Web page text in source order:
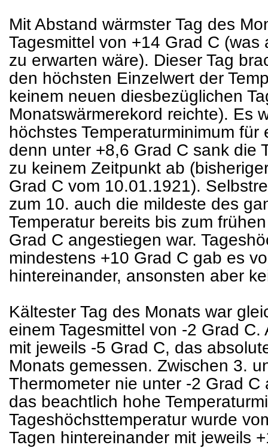
Mit Abstand wärmster Tag des
Tagesmittel von +14 Grad C
zu erwarten wäre). Dieser Tag
den höchsten Einzelwert der
keinem neuen diesbezüglichen
Monatswärmerekord reichte). Es
höchstes Temperaturminimum
denn unter +8,6 Grad C sank die
zu keinem Zeitpunkt ab
Grad C vom 10.01.1921).
zum 10. auch die mildeste des
Temperatur bereits bis zum
Grad C angestiegen war.
mindestens +10 Grad C gab es
hintereinander, ansonsten aber
Kältester Tag des Monats war
einem Tagesmittel von -2 Grad
mit jeweils -5 Grad C, das
Monats gemessen. Zwischen 3.
Thermometer nie unter -2 Grad
das beachtlich hohe
Tageshöchsttemperatur wurde
Tagen hintereinander mit jeweils